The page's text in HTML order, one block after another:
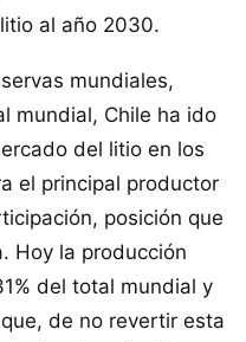
al año 2030.
mundiales,
mundial, Chile ha ido
del litio en los
el principal productor
posición que
Hoy la producción
del total mundial y
de no revertir esta